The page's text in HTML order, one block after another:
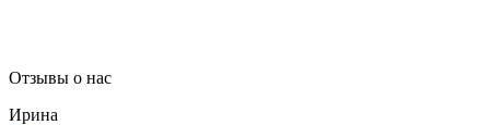
Отзывы о нас
Ирина